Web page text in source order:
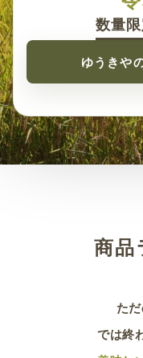
数量
ゆうきや
商品
た
では終